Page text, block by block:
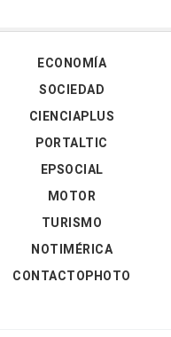
ECONOMÍA
SOCIEDAD
CIENCIAPLUS
PORTALTIC
EPSOCIAL
MOTOR
TURISMO
NOTIMÉRICA
CONTACTOPHOTO